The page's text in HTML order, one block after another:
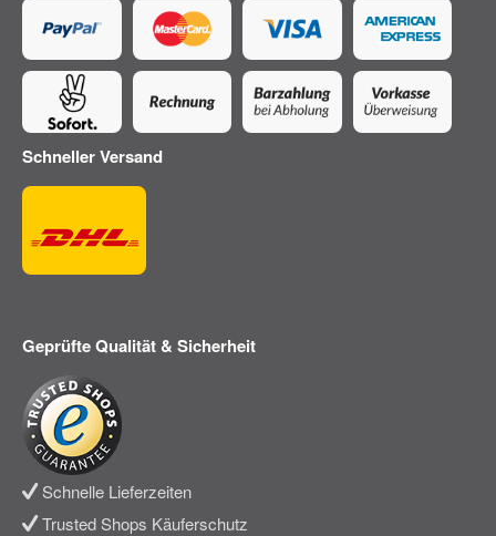
Schneller Versand
Geprüfte Qualität & Sicherheit
Schnelle Lieferzeiten
Trusted Shops Käuferschutz